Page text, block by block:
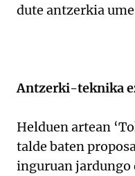
dute antzerkia
Antzerki-teknika
Helduen artean
talde baten
inguruan jardungo